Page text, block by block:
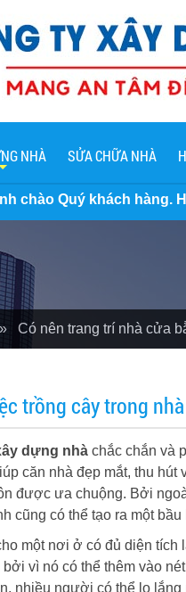
NHÀ SỬA CHỮA NHÀ
hàng. Hiện nay đơn
» Có nên trang trí nhà cửa
trồng cây trong nhà
dựng nhà chắc chắn và
căn nhà đẹp mắt, thu hút
được ưa chuộng. Bởi
cũng có thể tạo ra một
một nơi ở có đủ diện
vì nó có thể thêm vào
nhiều người có thể lo